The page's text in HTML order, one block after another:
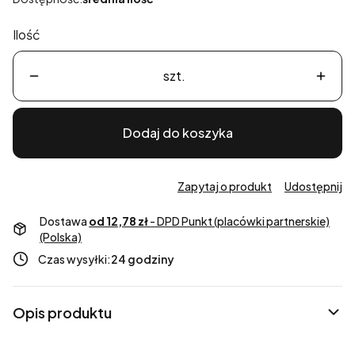
Ilość
szt.
Dodaj do koszyka
Zapytaj o produkt Udostępnij
Dostawa od 12,78 zł- DPD Punkt (placówki partnerskie)
(Polska)
Czas wysyłki:24 godziny
Opis produktu